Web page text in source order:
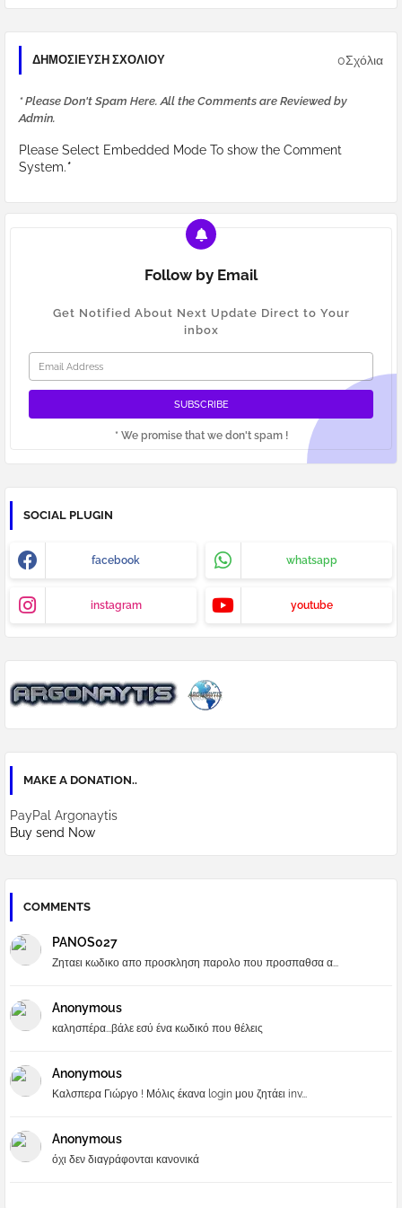
ΔΗΜΟΣΊΕΥΣΗ ΣΧΟΛΊΟΥ 0Σχόλια
* Please Don't Spam Here. All the Comments are Reviewed by
Admin.
Please Select Embedded Mode To show the Comment
System.*
Follow by Email
Get Notified About Next Update Direct to Your
inbox
* We promise that we don't spam !
SOCIAL PLUGIN
facebook whatsapp
instagram youtube
MAKE A DONATION..
PayPal Argonaytis
Buy send Now
COMMENTS
PANOS027
Ζηταει κωδικο απο προσκληση παρολο που προσπαθσα α...
Anonymous
καλησπέρα...βάλε εσύ ένα κωδικό που θέλεις
Anonymous
Καλσπερα Γιώργο ! Μόλις έκανα login μου ζητάει inv...
Anonymous
όχι δεν διαγράφονται κανονικά